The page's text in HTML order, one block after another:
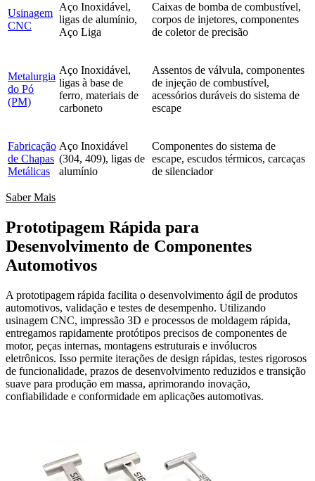
Usinagem
CNC
Aço Inoxidável,
ligas de alumínio,
Aço Liga
Caixas de bomba de combustível,
corpos de injetores, componentes
de coletor de precisão
Metalurgia
do Pó
(PM)
Aço Inoxidável,
ligas à base de
ferro, materiais de
carboneto
Assentos de válvula, componentes
de injeção de combustível,
acessórios duráveis do sistema de
escape
Fabricação
de Chapas
Metálicas
Aço Inoxidável
(304, 409), ligas de
alumínio
Componentes do sistema de
escape, escudos térmicos, carcaças
de silenciador
Saber Mais
Prototipagem Rápida para
Desenvolvimento de Componentes
Automotivos
A prototipagem rápida facilita o desenvolvimento ágil de produtos
automotivos, validação e testes de desempenho. Utilizando
usinagem CNC, impressão 3D e processos de moldagem rápida,
entregamos rapidamente protótipos precisos de componentes de
motor, peças internas, montagens estruturais e invólucros
eletrônicos. Isso permite iterações de design rápidas, testes rigorosos
de funcionalidade, prazos de desenvolvimento reduzidos e transição
suave para produção em massa, aprimorando inovação,
confiabilidade e conformidade em aplicações automotivas.